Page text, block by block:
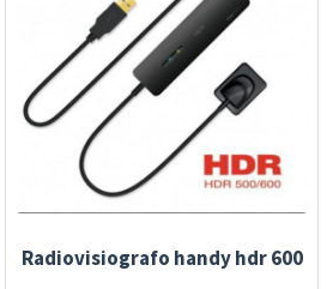
Radiovisiografo handy hdr 600